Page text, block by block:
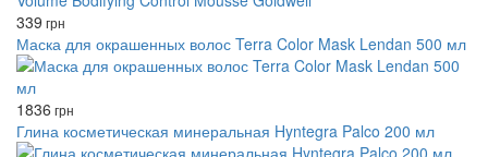
339 грн
Маска для окрашенных волос Terra Color Mask Lendan 500 мл
1836 грн
Глина косметическая минеральная Hyntegra Palco 200 мл